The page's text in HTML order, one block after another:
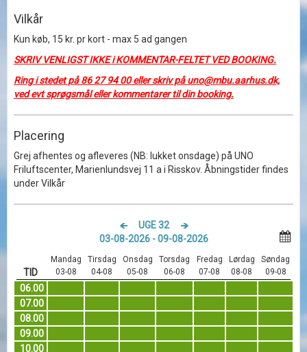
Vilkår
Kun køb, 15 kr. pr kort - max 5 ad gangen
SKRIV VENLIGST IKKE i KOMMENTAR-FELTET VED BOOKING.
Ring i stedet på 86 27 94 00 eller skriv på uno@mbu.aarhus.dk,
ved evt sprøgsmål eller kommentarer til din booking.
Placering
Grej afhentes og afleveres (NB: lukket onsdage) på UNO
Friluftscenter, Marienlundsvej 11 a i Risskov. Åbningstider findes
under Vilkår
UGE 32
03-08-2026 - 09-08-2026
Mandag Tirsdag Onsdag Torsdag Fredag Lørdag Søndag
TID 03-08 04-08 05-08 06-08 07-08 08-08 09-08
06.00
07.00
08.00
09.00
10.00